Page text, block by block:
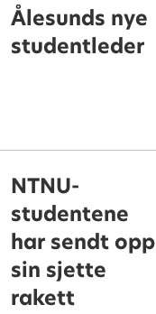
Ålesunds nye
studentleder
NTNU-
studentene
har sendt opp
sin sjette
rakett